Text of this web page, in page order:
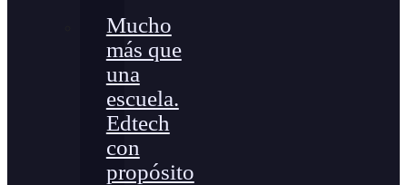
Mucho
más que
una
escuela.
Edtech
con
propósito